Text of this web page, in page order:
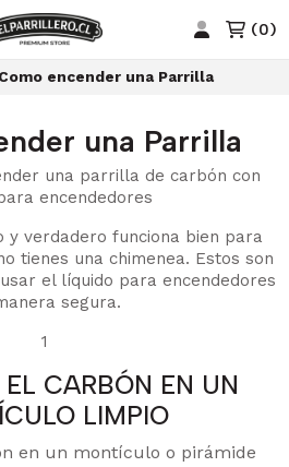
(0)
Como encender una Parrilla
una Parrilla
una parrilla de carbón con
encendedores
y verdadero funciona bien para
tienes una chimenea. Estos son
el líquido para encendedores
segura.
1
CARBÓN EN UN
LIMPIO
en un montículo o pirámide